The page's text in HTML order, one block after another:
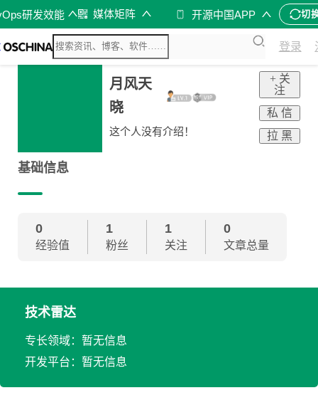
研发效能 媒体矩阵 开源中国APP 切
登录
月风天
晓
这个人没有介绍！
+ 关
注
私 信
拉 黑
基础信息
0
经验值
1
粉丝
1
关注
0
文章总量
技术雷达
专长领域：暂无信息
开发平台：暂无信息